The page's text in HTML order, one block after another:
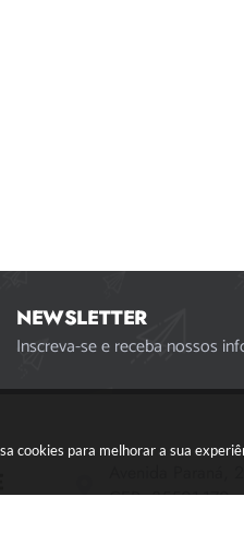
cookies para melhorar a sua
NEWSLETTER
Inscreva-se e receba nossos
CEP: 35501-170